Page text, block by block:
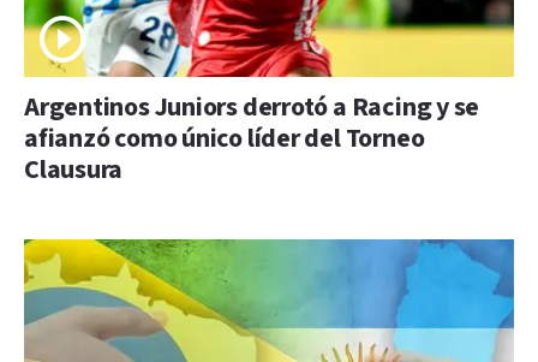
Argentinos Juniors derrotó a Racing y se
afianzó como único líder del Torneo
Clausura